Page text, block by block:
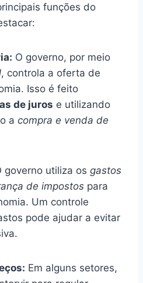
funções do
O governo, por meio
, controla a oferta de
Isso é feito
de juros e utilizando
a compra e venda de
governo utiliza os gastos
de impostos para
Um controle
pode ajudar a evitar
Em alguns setores,